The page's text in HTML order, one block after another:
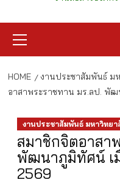
Menu
HOME งานประชาสัมพันธ์ ม
อาสาพระราชทาน มร.ลป. พั
งานประชาสัมพันธ์ มหาวิทยา
สมาชิกจิตอาสา
พัฒนาภูมิทัศน์ เ
2569